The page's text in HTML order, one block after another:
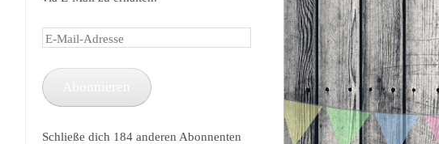
E-
Adresse
Schließe dich 184 anderen Abonnenten